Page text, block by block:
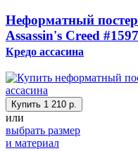
Неформатный постер
Assassin's Creed
Кредо ассасина
Купить 1 210 р.
или
выбрать размер
и материал